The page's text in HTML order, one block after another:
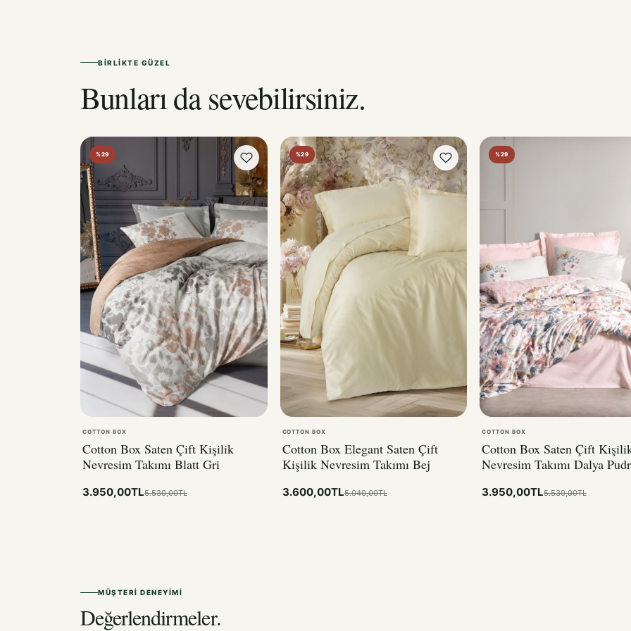
BIRLIKTE GÜZEL
Bunları da sevebilirsiniz.
%29
COTTON BOX
Cotton Box Saten Çift Kişilik
Nevresim Takımı Blatt Gri
3.950,00TL5.530,00TL
%29
COTTON BOX
Cotton Box Elegant Saten Çift
Kişilik Nevresim Takımı Bej
3.600,00TL5.040,00TL
%29
COTTON BOX
Cotton Box Saten Çift
Nevresim Takımı Dalya
3.950,00TL5.530,00TL
MÜŞTERI DENEYIMI
Değerlendirmeler.